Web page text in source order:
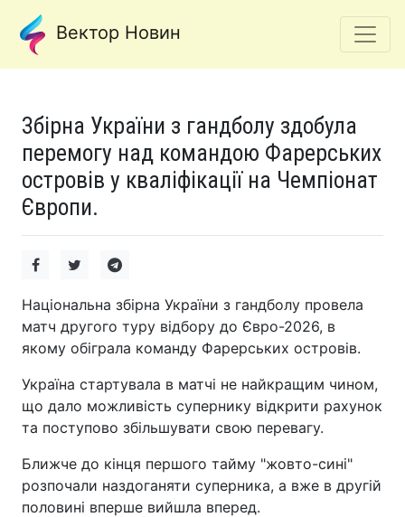
Вектор Новин
Збірна України з гандболу здобула
перемогу над командою Фарерських
островів у кваліфікації на Чемпіонат
Європи.
Національна збірна України з гандболу провела
матч другого туру відбору до Євро-2026, в
якому обіграла команду Фарерських островів.
Україна стартувала в матчі не найкращим чином,
що дало можливість супернику відкрити рахунок
та поступово збільшувати свою перевагу.
Ближче до кінця першого тайму "жовто-сині"
розпочали наздоганяти суперника, а вже в другій
половині вперше вийшла вперед.